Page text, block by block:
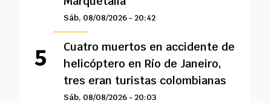
Sáb, 08/08/2026 - 20:42
Cuatro muertos en accidente de
helicóptero en Río de Janeiro,
tres eran turistas colombianas
Sáb, 08/08/2026 - 20:03